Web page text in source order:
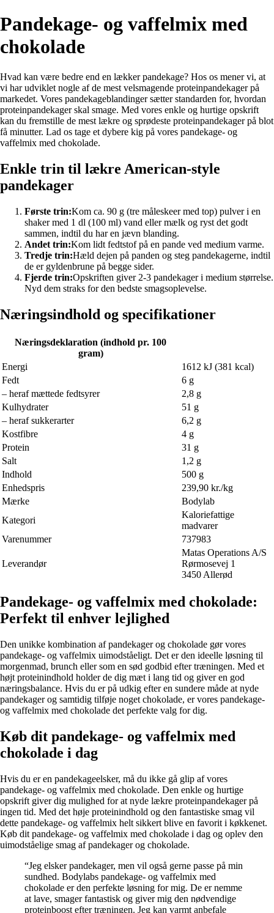
Pandekage- og vaffelmix med
chokolade
Hvad kan være bedre end en lækker pandekage? Hos os mener vi, at
vi har udviklet nogle af de mest velsmagende proteinpandekager på
markedet. Vores pandekageblandinger sætter standarden for, hvordan
proteinpandekager skal smage. Med vores enkle og hurtige opskrift
kan du fremstille de mest lækre og sprødeste proteinpandekager på blot
få minutter. Lad os tage et dybere kig på vores pandekage- og
vaffelmix med chokolade.
Enkle trin til lækre American-style
pandekager
Første trin:Kom ca. 90 g (tre måleskeer med top) pulver i en
shaker med 1 dl (100 ml) vand eller mælk og ryst det godt
sammen, indtil du har en jævn blanding.
Andet trin:Kom lidt fedtstof på en pande ved medium varme.
Tredje trin:Hæld dejen på panden og steg pandekagerne, indtil
de er gyldenbrune på begge sider.
Fjerde trin:Opskriften giver 2-3 pandekager i medium størrelse.
Nyd dem straks for den bedste smagsoplevelse.
Næringsindhold og specifikationer
Næringsdeklaration (indhold pr. 100
gram)
Energi
1612 kJ (381 kcal)
Fedt
6 g
– heraf mættede fedtsyrer
2,8 g
Kulhydrater
51 g
– heraf sukkerarter
6,2 g
Kostfibre
4 g
Protein
31 g
Salt
1,2 g
Indhold
500 g
Enhedspris
239,90 kr./kg
Mærke
Bodylab
Kategori
Kaloriefattige
madvarer
Varenummer
737983
Leverandør
Matas Operations A/S
Rørmosevej 1
3450 Allerød
Pandekage- og vaffelmix med chokolade:
Perfekt til enhver lejlighed
Den unikke kombination af pandekager og chokolade gør vores
pandekage- og vaffelmix uimodståeligt. Det er den ideelle løsning til
morgenmad, brunch eller som en sød godbid efter træningen. Med et
højt proteinindhold holder de dig mæt i lang tid og giver en god
næringsbalance. Hvis du er på udkig efter en sundere måde at nyde
pandekager og samtidig tilføje noget chokolade, er vores pandekage-
og vaffelmix med chokolade det perfekte valg for dig.
Køb dit pandekage- og vaffelmix med
chokolade i dag
Hvis du er en pandekageelsker, må du ikke gå glip af vores
pandekage- og vaffelmix med chokolade. Den enkle og hurtige
opskrift giver dig mulighed for at nyde lækre proteinpandekager på
ingen tid. Med det høje proteinindhold og den fantastiske smag vil
dette pandekage- og vaffelmix helt sikkert blive en favorit i køkkenet.
Køb dit pandekage- og vaffelmix med chokolade i dag og oplev den
uimodståelige smag af pandekager og chokolade.
“Jeg elsker pandekager, men vil også gerne passe på min
sundhed. Bodylabs pandekage- og vaffelmix med
chokolade er den perfekte løsning for mig. De er nemme
at lave, smager fantastisk og giver mig den nødvendige
proteinboost efter træningen. Jeg kan varmt anbefale